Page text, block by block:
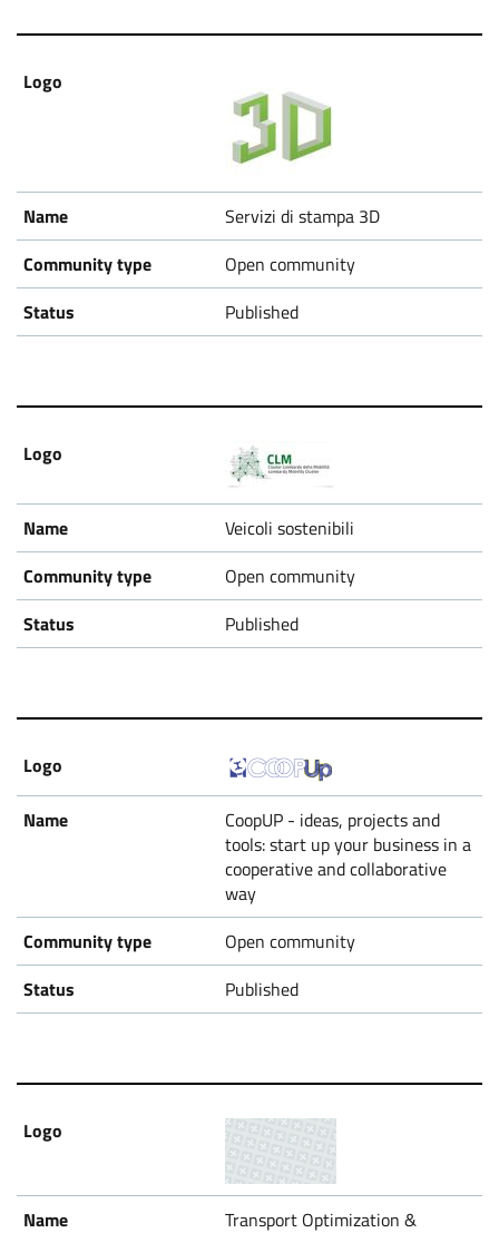
Servizi di stampa 3D
Open community
Published
Veicoli sostenibili
Open community
Published
CoopUP - ideas, projects and
tools: start up your business in a
cooperative and collaborative
way
Open community
Published
Transport Optimization &